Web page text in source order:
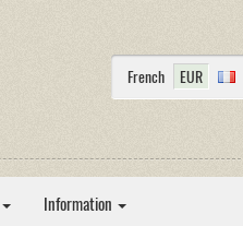
French EUR
Information